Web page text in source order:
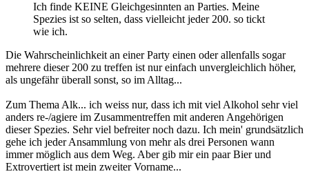
Ich finde KEINE Gleichgesinnten an Parties. Meine
Spezies ist so selten, dass vielleicht jeder 200. so tickt
wie ich.
Die Wahrscheinlichkeit an einer Party einen oder allenfalls sogar
mehrere dieser 200 zu treffen ist nur einfach unvergleichlich höher,
als ungefähr überall sonst, so im Alltag...
Zum Thema Alk... ich weiss nur, dass ich mit viel Alkohol sehr viel
anders re-/agiere im Zusammentreffen mit anderen Angehörigen
dieser Spezies. Sehr viel befreiter noch dazu. Ich mein' grundsätzlich
gehe ich jeder Ansammlung von mehr als drei Personen wann
immer möglich aus dem Weg. Aber gib mir ein paar Bier und
Extrovertiert ist mein zweiter Vorname...